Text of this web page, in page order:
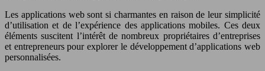
Les applications web sont si charmantes en raison de leur simplicité
d’utilisation et de l’expérience des applications mobiles. Ces deux
éléments suscitent l’intérêt de nombreux propriétaires d’entreprises
et entrepreneurs pour explorer le développement d’applications web
personnalisées.